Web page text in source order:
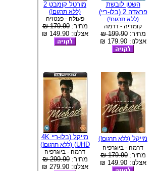
השטן לובשת
פראדה 2 (בלו-ריי)
(ללא תרגום!)
קומדיה - דרמה
מחיר:199.90 ₪
אצלנו: 179.90 ₪
מורטל קומבט 2
(ללא תרגום!)
פעולה - פנטזיה
מחיר:179.90 ₪
אצלנו: 149.90 ₪
מייקל (ללא תרגום!)
דרמה - ביוגרפיה
מחיר:179.90 ₪
אצלנו: 149.90 ₪
מייקל (בלו-ריי 4K
UHD) (ללא תרגום!)
דרמה - ביוגרפיה
מחיר:299.90 ₪
אצלנו: 279.90 ₪